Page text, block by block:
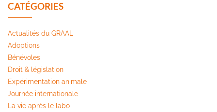
CATÉGORIES
Actualités du GRAAL
Adoptions
Bénévoles
Droit & législation
Expérimentation animale
Journée internationale
La vie après le labo